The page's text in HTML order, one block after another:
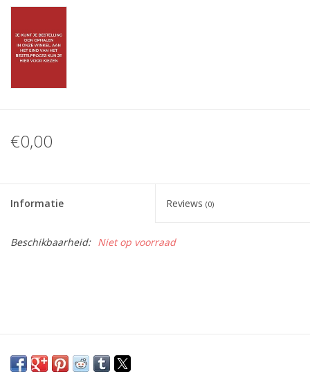
€0,00
Informatie Reviews (0)
Beschikbaarheid: Niet op voorraad